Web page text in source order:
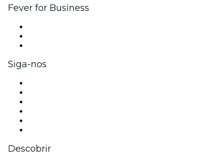
Fever for Business
Siga-nos
Descobrir